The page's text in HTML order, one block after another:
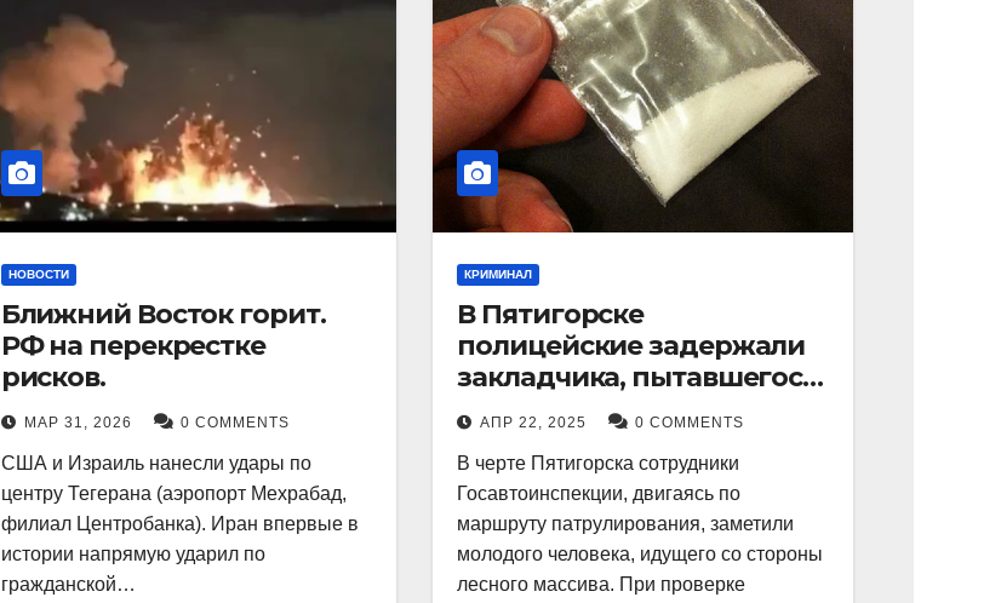
НОВОСТИ
Ближний Восток горит.
РФ на перекрестке
рисков.
МАР 31, 2026 0 COMMENTS
США и Израиль нанесли удары по
центру Тегерана (аэропорт Мехрабад,
филиал Центробанка). Иран впервые в
истории напрямую ударил по
гражданской…
КРИМИНАЛ
В Пятигорске
полицейские задержали
закладчика, пытавшегося
сбыть партию
синтетического
наркотика
АПР 22, 2025 0 COMMENTS
В черте Пятигорска сотрудники
Госавтоинспекции, двигаясь по
маршруту патрулирования, заметили
молодого человека, идущего со стороны
лесного массива. При проверке